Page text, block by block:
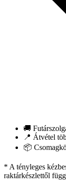
🚚
📍 Átvétel
📦
* A tényleges
raktárkészlettől